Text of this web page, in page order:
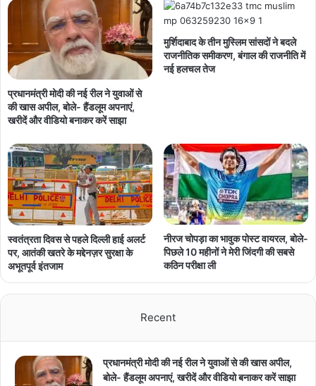
प्रधानमंत्री मोदी की नई रील ने युवाओं से
की खास अपील, बोले- हैंडलूम अपनाएं,
खरीदें और वीडियो बनाकर करें साझा
मुर्शिदाबाद के तीन मुस्लिम सांसदों ने बदले
राजनीतिक समीकरण, बंगाल की राजनीति में
नई हलचल तेज
स्वतंत्रता दिवस से पहले दिल्ली हाई अलर्ट
पर, आतंकी खतरे के मद्देनज़र सुरक्षा के
अभूतपूर्व इंतजाम
नीरज चोपड़ा का भावुक पोस्ट वायरल, बोले-
पिछले 10 महीनों ने मेरी जिंदगी की सबसे
कठिन परीक्षा ली
Recent
प्रधानमंत्री मोदी की नई रील ने युवाओं से की खास अपील,
बोले- हैंडलूम अपनाएं, खरीदें और वीडियो बनाकर करें साझा